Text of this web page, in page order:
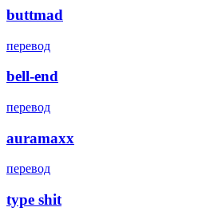
buttmad
перевод
bell-end
перевод
auramaxx
перевод
type shit